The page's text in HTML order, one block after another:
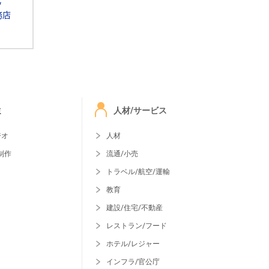
店
作
人材/サービス
人材
流通/小売
トラベル/航空/運輸
教育
建設/住宅/不動産
レストラン/フード
ホテル/レジャー
インフラ/官公庁